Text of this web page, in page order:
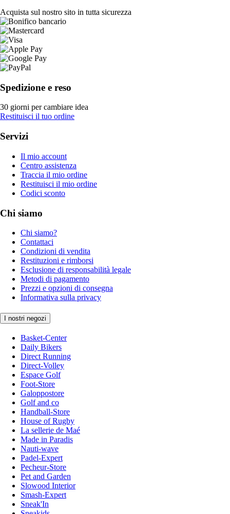
Acquista sul nostro sito in tutta sicurezza
Spedizione e reso
30 giorni per cambiare idea
Restituisci il tuo ordine
Servizi
Il mio account
Centro assistenza
Traccia il mio ordine
Restituisci il mio ordine
Codici sconto
Chi siamo
Chi siamo?
Contattaci
Condizioni di vendita
Restituzioni e rimborsi
Esclusione di responsabilità legale
Metodi di pagamento
Prezzi e opzioni di consegna
Informativa sulla privacy
I nostri negozi
Basket-Center
Daily Bikers
Direct Running
Direct-Volley
Espace Golf
Foot-Store
Galoppostore
Golf and co
Handball-Store
House of Rugby
La sellerie de Maé
Made in Paradis
Nauti-wave
Padel-Expert
Pecheur-Store
Pet and Garden
Slowood Interior
Smash-Expert
Sneak'In